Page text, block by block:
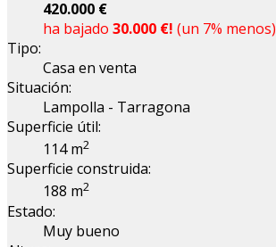
420.000 €
ha bajado 30.000 €! (un 7% menos)
Tipo:
Casa en venta
Situación:
Lampolla - Tarragona
Superficie útil:
114 m2
Superficie construida:
188 m2
Estado:
Muy bueno